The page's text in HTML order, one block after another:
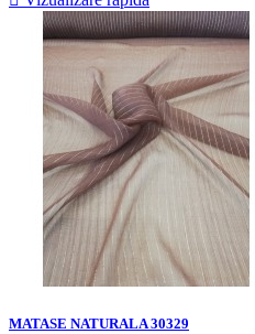
MATASE NATURALA 30329